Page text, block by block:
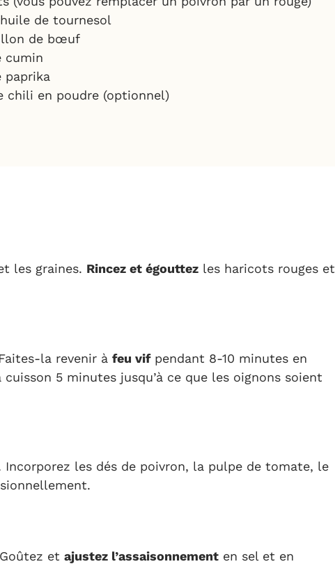
de tournesol
de bœuf
cumin
paprika
chili en poudre (optionnel)
les graines. Rincez et égouttez les haricots rouges et
la revenir à feu vifpendant 8-10 minutes en
5 minutes jusqu’à ce que les oignons soient
Incorporez les dés de poivron, la pulpe de tomate, le
et ajustez l’assaisonnement en sel et en